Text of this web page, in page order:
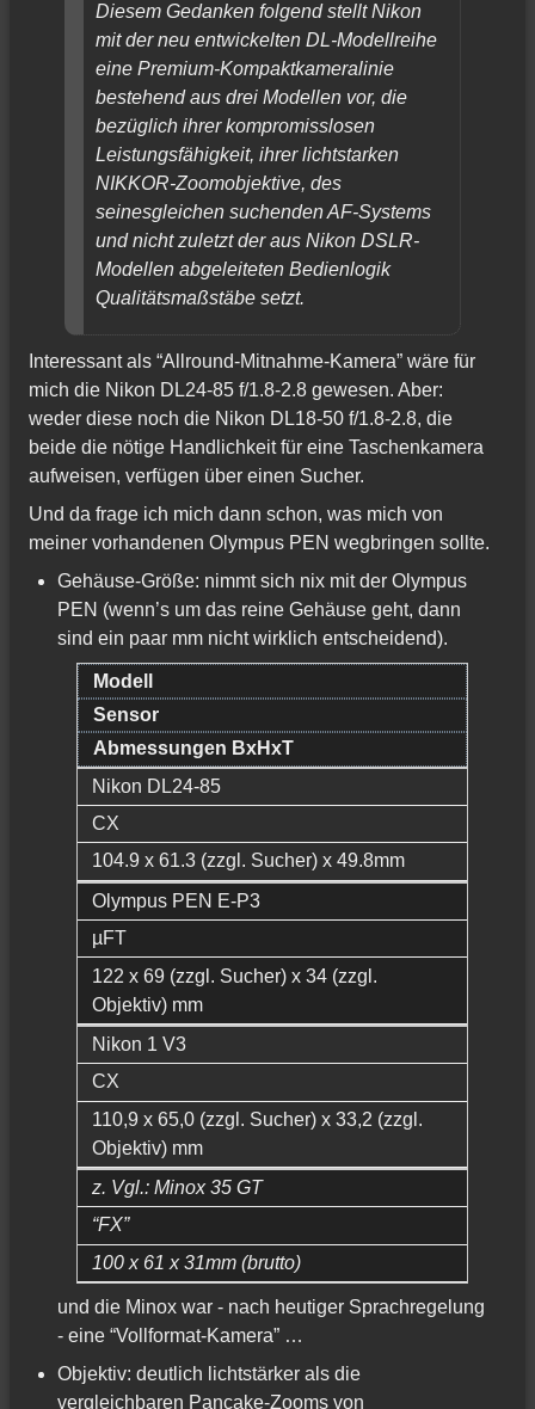
Diesem Gedanken folgend stellt Nikon
mit der neu entwickelten DL-Modellreihe
eine Premium-Kompaktkameralinie
bestehend aus drei Modellen vor, die
bezüglich ihrer kompromisslosen
Leistungsfähigkeit, ihrer lichtstarken
NIKKOR-Zoomobjektive, des
seinesgleichen suchenden AF-Systems
und nicht zuletzt der aus Nikon DSLR-
Modellen abgeleiteten Bedienlogik
Qualitätsmaßstäbe setzt.
Interessant als “Allround-Mitnahme-Kamera” wäre für
mich die Nikon DL24-85 f/1.8-2.8 gewesen. Aber:
weder diese noch die Nikon DL18-50 f/1.8-2.8, die
beide die nötige Handlichkeit für eine Taschenkamera
aufweisen, verfügen über einen Sucher.
Und da frage ich mich dann schon, was mich von
meiner vorhandenen Olympus PEN wegbringen sollte.
Gehäuse-Größe: nimmt sich nix mit der Olympus
PEN (wenn’s um das reine Gehäuse geht, dann
sind ein paar mm nicht wirklich entscheidend).
Modell
Sensor
Abmessungen BxHxT
Nikon DL24-85
CX
104.9 x 61.3 (zzgl. Sucher) x 49.8mm
Olympus PEN E-P3
µFT
122 x 69 (zzgl. Sucher) x 34 (zzgl.
Objektiv) mm
Nikon 1 V3
CX
110,9 x 65,0 (zzgl. Sucher) x 33,2 (zzgl.
Objektiv) mm
z. Vgl.: Minox 35 GT
“FX”
100 x 61 x 31mm (brutto)
und die Minox war - nach heutiger Sprachregelung
- eine “Vollformat-Kamera” …
Objektiv: deutlich lichtstärker als die
vergleichbaren Pancake-Zooms von